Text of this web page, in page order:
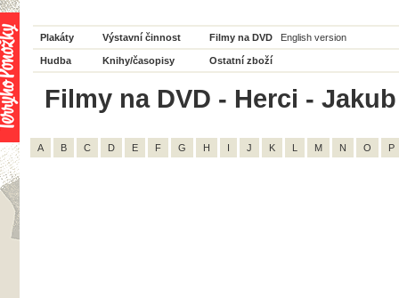
Plakáty Výstavní činnost Filmy na DVD English version
Hudba Knihy/časopisy Ostatní zboží
Filmy na DVD - Herci -
A B C D E F G H I J K L M N O P